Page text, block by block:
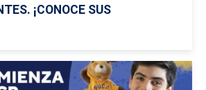
¡CONOCE SUS